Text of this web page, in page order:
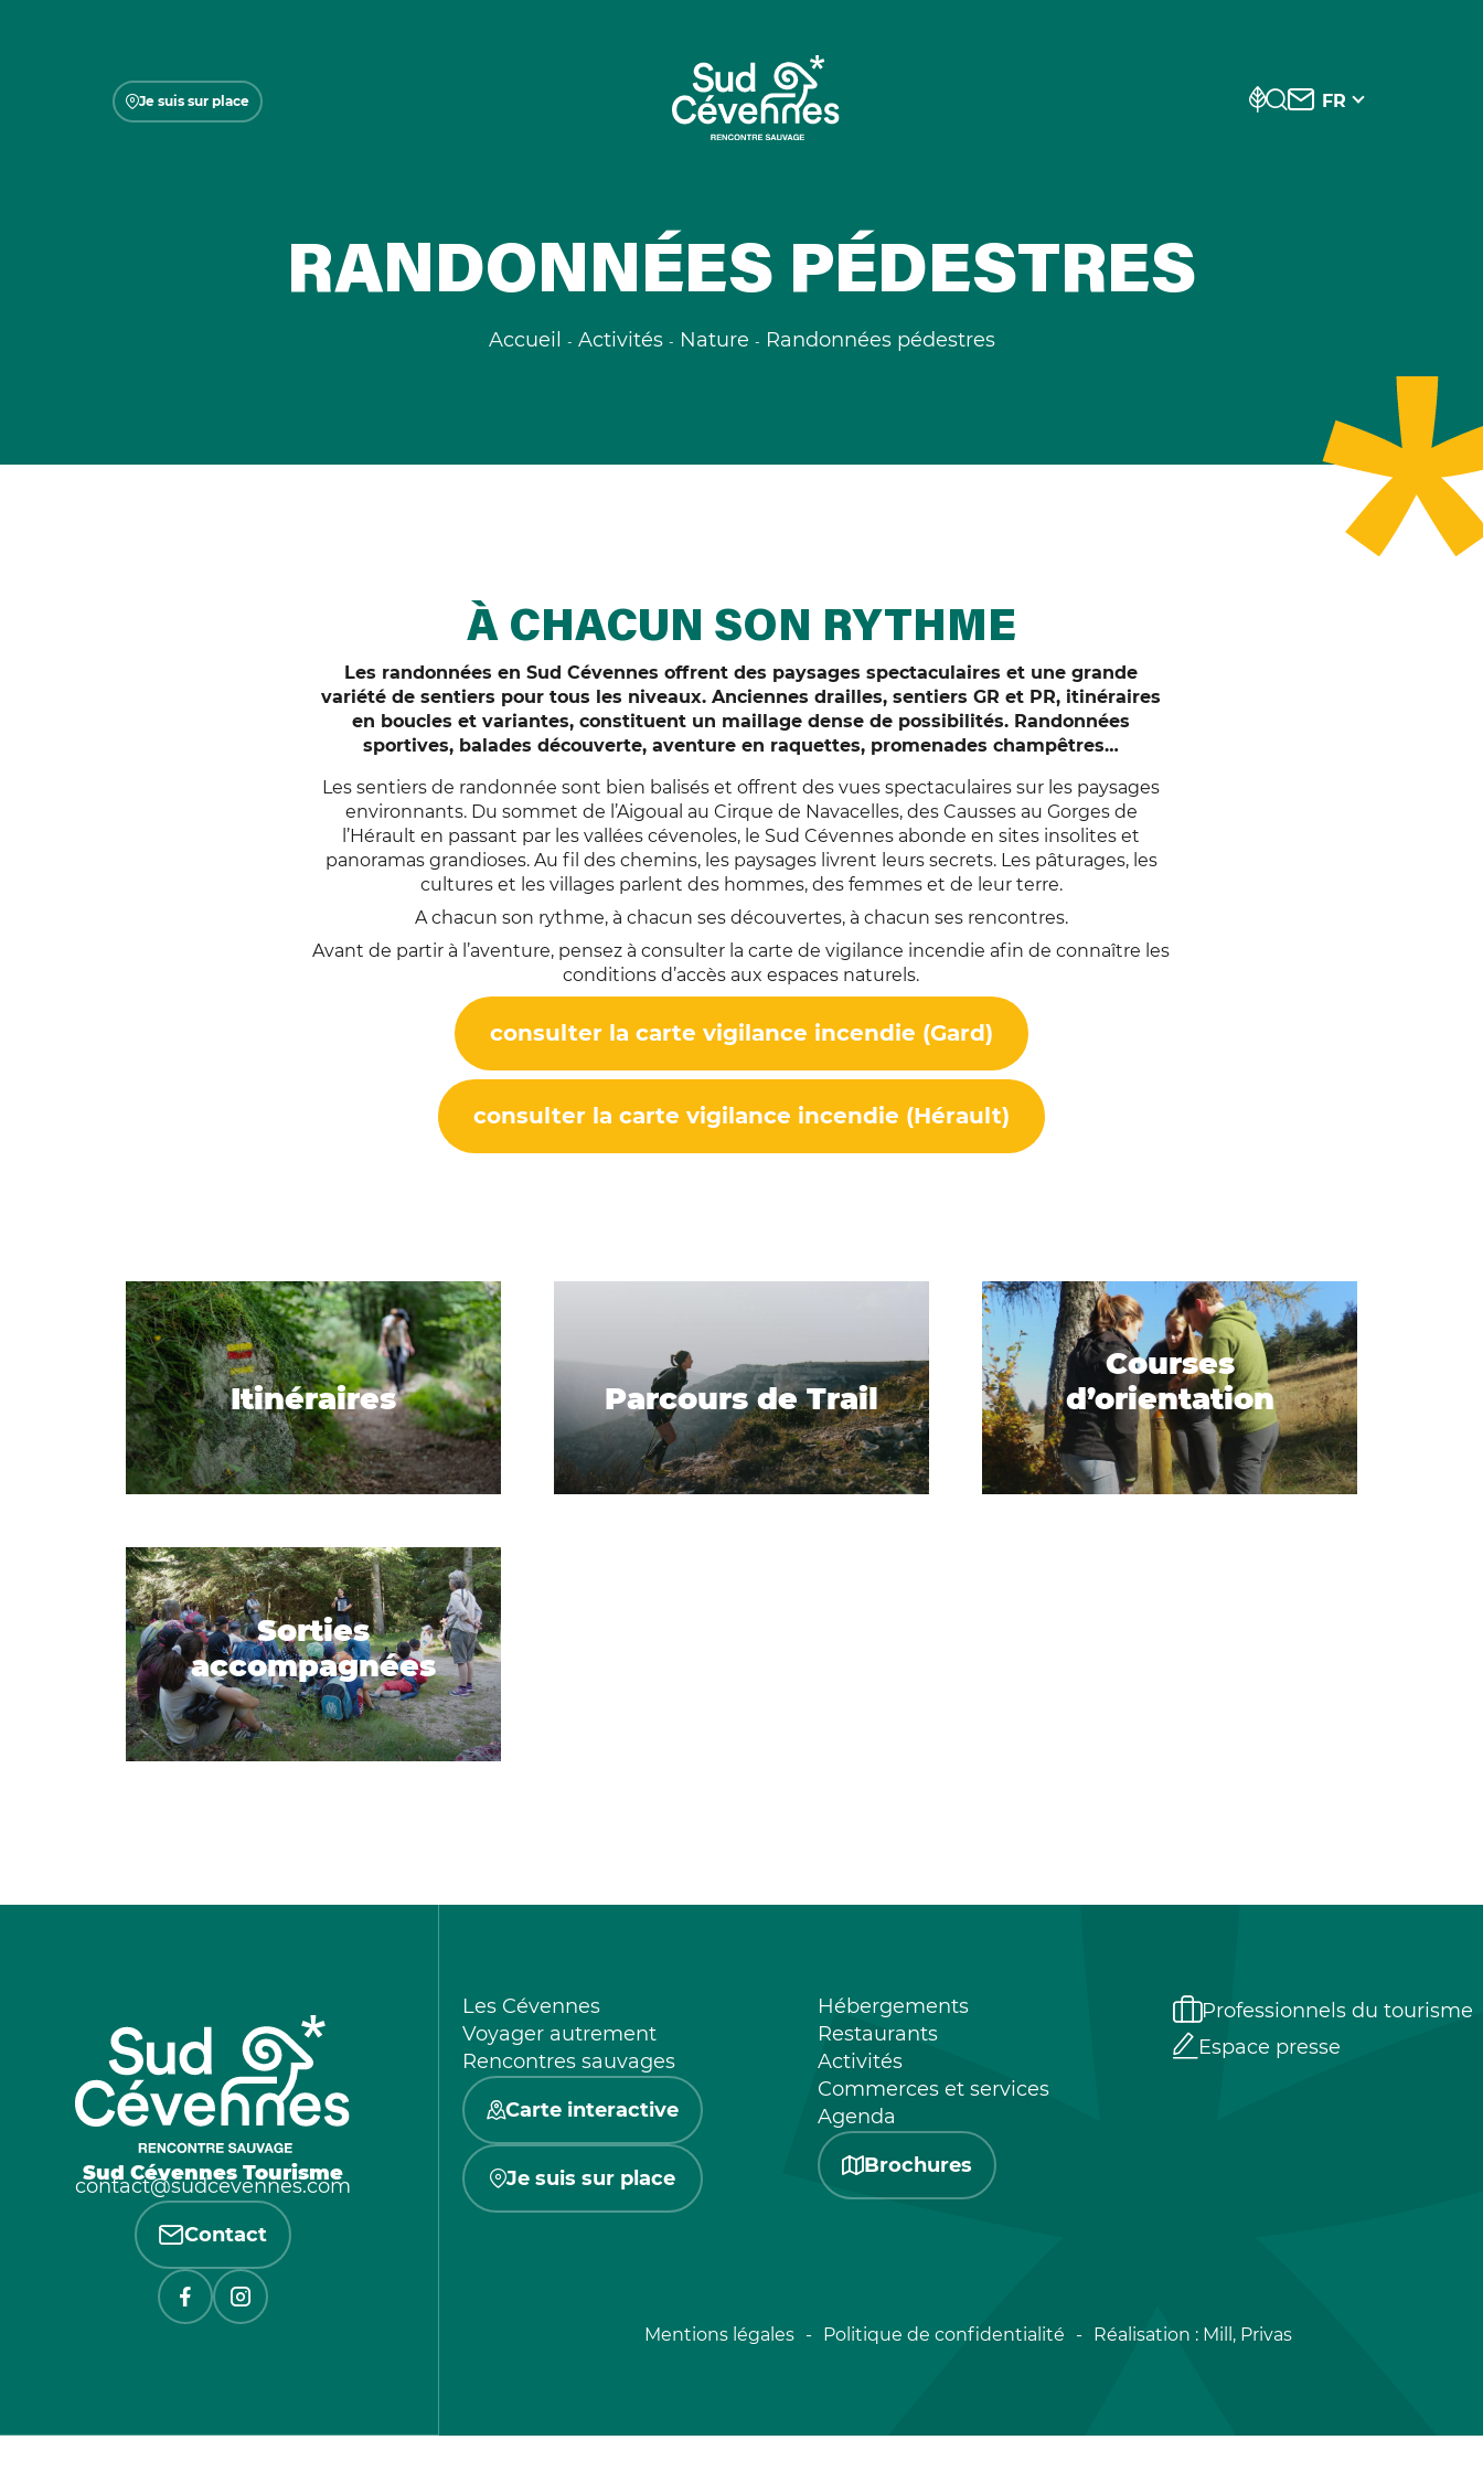
Je suis sur place FR
RANDONNÉES PÉDESTRES
Accueil Activités Nature Randonnées pédestres
À CHACUN SON RYTHME
Les randonnées en Sud Cévennes offrent des paysages spectaculaires et une grande
variété de sentiers pour tous les niveaux. Anciennes drailles, sentiers GR et PR, itinéraires
en boucles et variantes, constituent un maillage dense de possibilités. Randonnées
sportives, balades découverte, aventure en raquettes, promenades champêtres…
Les sentiers de randonnée sont bien balisés et offrent des vues spectaculaires sur les paysages
environnants. Du sommet de l’Aigoual au Cirque de Navacelles, des Causses au Gorges de
l’Hérault en passant par les vallées cévenoles, le Sud Cévennes abonde en sites insolites et
panoramas grandioses. Au fil des chemins, les paysages livrent leurs secrets. Les pâturages, les
cultures et les villages parlent des hommes, des femmes et de leur terre.
A chacun son rythme, à chacun ses découvertes, à chacun ses rencontres.
Avant de partir à l’aventure, pensez à consulter la carte de vigilance incendie afin de connaître les
conditions d’accès aux espaces naturels.
consulter la carte vigilance incendie (Gard)
consulter la carte vigilance incendie (Hérault)
Itinéraires Parcours de Trail
Courses
d’orientation
Sorties
accompagnées
Sud Cévennes Tourisme
contact@sudcevennes.com
Contact
Les Cévennes
Voyager autrement
Rencontres sauvages
Carte interactive
Je suis sur place
Hébergements
Restaurants
Activités
Commerces et services
Agenda
Brochures
Professionnels du tourisme
Espace presse
Mentions légales Politique de confidentialité Réalisation : Mill, Privas